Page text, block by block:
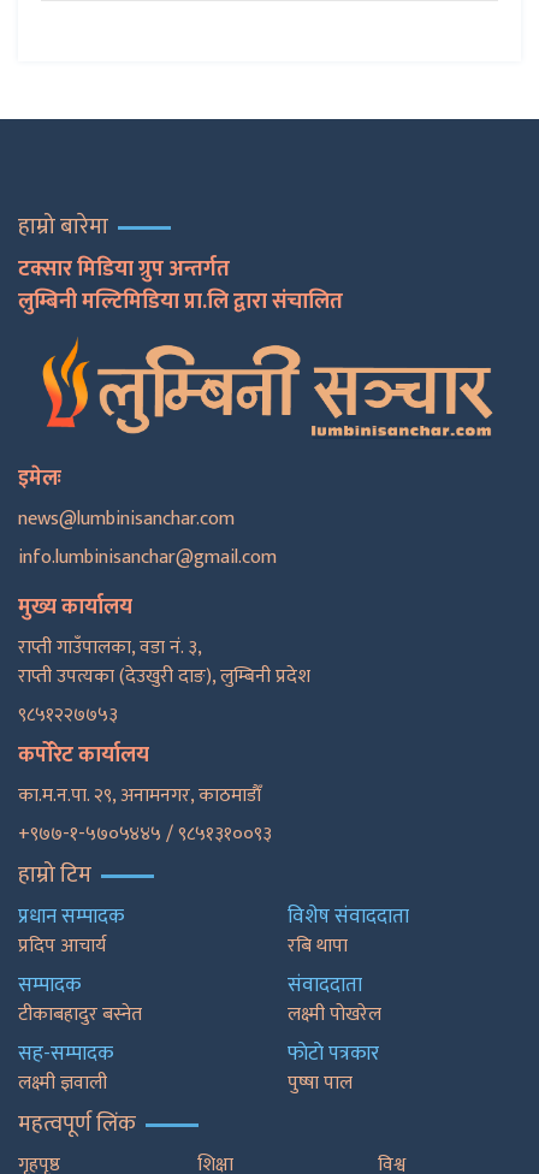
हाम्रो बारेमा
टक्सार मिडिया ग्रुप अन्तर्गत
लुम्बिनी मल्टिमिडिया प्रा.लि द्वारा संचालित
इमेलः
news@lumbinisanchar.com
info.lumbinisanchar@gmail.com
मुख्य कार्यालय
राप्ती गाउँपालका, वडा नं. ३,
राप्ती उपत्यका (देउखुरी दाङ), लुम्बिनी प्रदेश
९८५१२२७७५३
कर्पोरेट कार्यालय
का.म.न.पा. २९, अनामनगर, काठमाडाैँ
+९७७-१-५७०५४४५ / ९८५१३१००९३
हाम्रो टिम
प्रधान सम्पादक
प्रदिप आचार्य
सम्पादक
टीकाबहादुर बस्नेत
सह-सम्पादक
लक्ष्मी ज्ञवाली
विशेष संवाददाता
रबि थापा
संवाददाता
लक्ष्मी पोखरेल
फाेटाे पत्रकार
पुष्षा पाल
महत्वपूर्ण लिंक
गृहपृष्ठ शिक्षा विश्व